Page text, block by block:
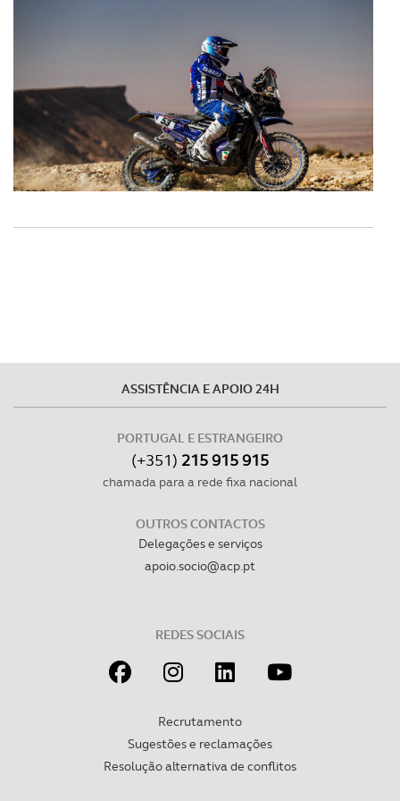
dados pessoais serão realizadas apenas com o seu
consentimento e quando tal se afigure estritamente
necessário no contexto dos serviços a prestar.
Realçamos que o bloqueio de certo tipo de Cookies e
tecnologias similares pode ter impacto na sua
experiência de navegação no Website e nos serviços
disponibilizados.
ASSISTÊNCIA E APOIO 24H
PORTUGAL E ESTRANGEIRO
(+351) 215 915 915
chamada para a rede fixa nacional
OUTROS CONTACTOS
Delegações e serviços
apoio.socio@acp.pt
REDES SOCIAIS
Recrutamento
Sugestões e reclamações
Resolução alternativa de conflitos